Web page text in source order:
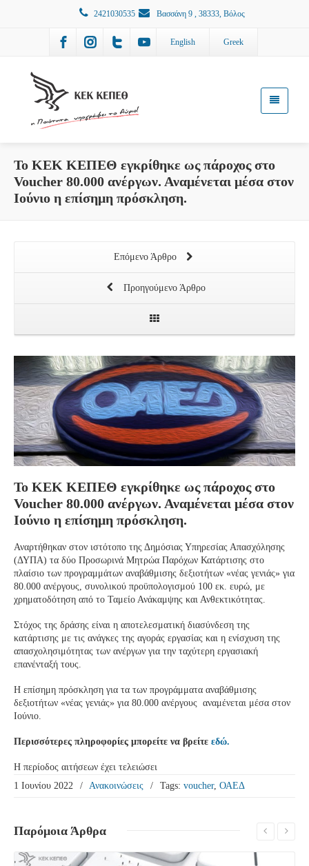
2421030535 Βασσάνη 9 , 38333, Βόλος
English Greek
Το ΚΕΚ ΚΕΠΕΘ εγκρίθηκε ως πάροχος στο
Voucher 80.000 ανέργων. Αναμένεται μέσα στον
Ιούνιο η επίσημη πρόσκληση.
Επόμενο Άρθρο
Προηγούμενο Άρθρο
Το ΚΕΚ ΚΕΠΕΘ εγκρίθηκε ως πάροχος στο
Voucher 80.000 ανέργων. Αναμένεται μέσα στον
Ιούνιο η επίσημη πρόσκληση.
Αναρτήθηκαν στον ιστότοπο της Δημόσιας Υπηρεσίας Απασχόλησης
(ΔΥΠΑ) τα δύο Προσωρινά Μητρώα Παρόχων Κατάρτισης στο
πλαίσιο των προγραμμάτων αναβάθμισης δεξιοτήτων «νέας γενιάς» για
80.000 ανέργους, συνολικού προϋπολογισμού 100 εκ. ευρώ, με
χρηματοδότηση από το Ταμείο Ανάκαμψης και Ανθεκτικότητας.
Στόχος της δράσης είναι η αποτελεσματική διασύνδεση της
κατάρτισης με τις ανάγκες της αγοράς εργασίας και η ενίσχυση της
απασχολησιμότητας των ανέργων για την ταχύτερη εργασιακή
επανένταξή τους.
Η επίσημη πρόσκληση για τα των προγράμματα αναβάθμισης
δεξιοτήτων «νέας γενιάς» για 80.000 ανέργους αναμένεται μέσα στον
Ιούνιο.
Περισσότερες πληροφορίες μπορείτε να βρείτε εδώ.
Η περίοδος αιτήσεων έχει τελειώσει
1 Ιουνίου 2022
/ Ανακοινώσεις / Tags: voucher, ΟΑΕΔ
Παρόμοια Άρθρα
Δείτε Περισσότερα